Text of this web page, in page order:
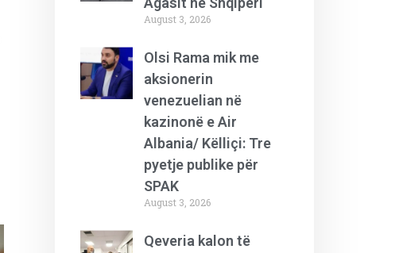
August 3, 2026
Olsi Rama mik me
aksionerin
venezuelian në
kazinonë e Air
Albania/ Këlliçi: Tre
pyetje publike për
SPAK
August 3, 2026
Qeveria kalon të